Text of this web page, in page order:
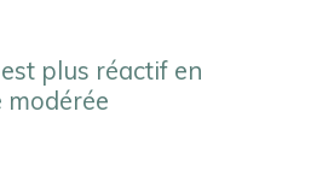
plus réactif en